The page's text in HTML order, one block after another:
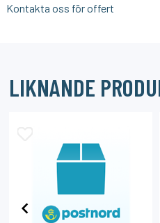
Kontakta oss för offert
LIKNANDE